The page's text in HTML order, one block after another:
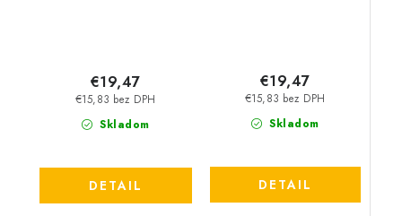
Skladom
€15,83 bez DPH
€19,47
DETAIL
Skladom
€15,83 bez DPH
€19,47
DETAIL